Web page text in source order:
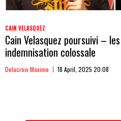
CAIN VELASQUEZ
Cain Velasquez poursuivi –
indemnisation colossale
Delacroix Maxime 18 April, 2025 20:08